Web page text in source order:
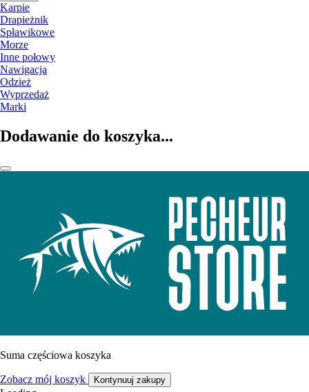
Karpie
Drapieżnik
Spławikowe
Morze
Inne połowy
Nawigacja
Odzież
Wyprzedaż
Marki
Dodawanie do koszyka...
Suma częściowa koszyka
Zobacz mój koszyk Kontynuuj zakupy